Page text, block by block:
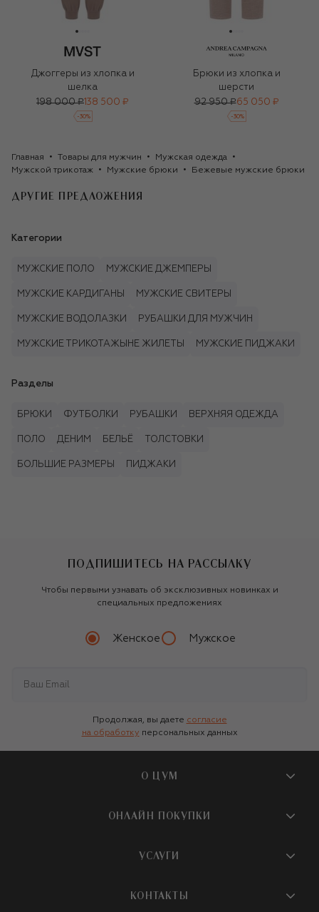
Джоггеры из хлопка и
шелка
198 000 ₽ 138 500 ₽
-30%
Брюки из хлопка и
шерсти
92 950 ₽65 050 ₽
-30%
Главная Товары для мужчин
Мужская одежда
Мужской трикотаж
Мужские брюки Бежевые мужские брюки
ДРУГИЕ ПРЕДЛОЖЕНИЯ
Категории
МУЖСКИЕ ПОЛО МУЖСКИЕ ДЖЕМПЕРЫ
МУЖСКИЕ КАРДИГАНЫ МУЖСКИЕ СВИТЕРЫ
МУЖСКИЕ ВОДОЛАЗКИ РУБАШКИ ДЛЯ МУЖЧИН
МУЖСКИЕ ТРИКОТАЖЫНЕ ЖИЛЕТЫ МУЖСКИЕ ПИДЖАКИ
Разделы
БРЮКИ ФУТБОЛКИ РУБАШКИ ВЕРХНЯЯ ОДЕЖДА
ПОЛО ДЕНИМ БЕЛЬЁ ТОЛСТОВКИ
БОЛЬШИЕ РАЗМЕРЫ ПИДЖАКИ
ПОДПИШИТЕСЬ НА РАССЫЛКУ
Чтобы первыми узнавать об эксклюзивных новинках и
специальных предложениях
Женское Мужское
Продолжая, вы даете согласие
на обработку персональных данных
О ЦУМ
О магазине
Бутики и ПВЗ ЦУМ
ОНЛАЙН ПОКУПКИ
Доставка
УСЛУГИ
КОНТАКТЫ